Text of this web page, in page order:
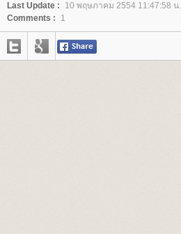
Last Update :
10 พฤษภาคม 2554 11:47:58 น.
Comments :
1